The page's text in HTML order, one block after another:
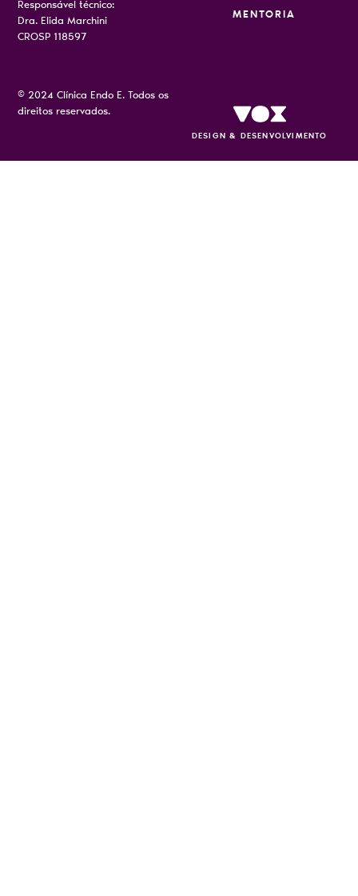
Responsável técnico:
Dra. Elida Marchini
CROSP 118597
MENTORIA
© 2024 Clínica Endo E. Todos os
direitos reservados.
DESIGN & DESENVOLVIMENTO